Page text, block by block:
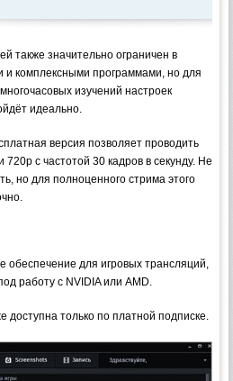
также значительно ограничен в
и комплексными программами, но для
изучений настроек
идеально.
версия позволяет проводить
с частотой 30 кадров в секунду. Не
но для полноценного стрима этого
обеспечение для игровых трансляций,
работу с NVIDIA или AMD.
доступна только по платной подписке.